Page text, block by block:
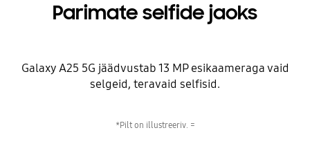
Parimate selfide jaoks
Galaxy A25 5G jäädvustab 13 MP esikaameraga vaid
selgeid, teravaid selfisid.
*Pilt on illustreeriv. =